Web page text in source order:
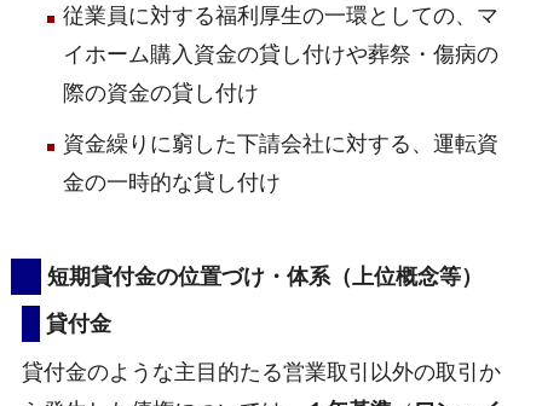
従業員に対する福利厚生の一環としての、マ
イホーム購入資金の貸し付けや葬祭・傷病の
際の資金の貸し付け
資金繰りに窮した下請会社に対する、運転資
金の一時的な貸し付け
短期貸付金の位置づけ・体系（上位概念等）
貸付金
貸付金のような主目的たる営業取引以外の取引か